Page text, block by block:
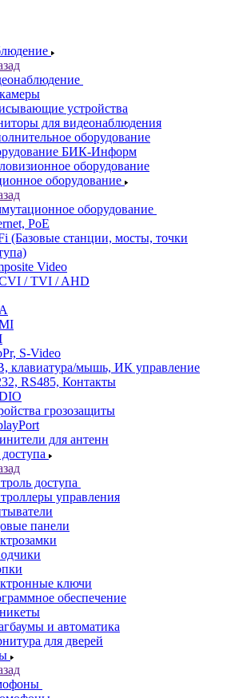
устройства
для видеонаблюдения
оборудование
БИК-Информ
оборудование
оборудование
оборудование
PoE
(Базовые станции, мосты, точки
Video
/ TVI / AHD
S-Video
клавиатура/мышь, ИК управление
RS485, Контакты
грозозащиты
для антенн
доступа
управления
панели
ключи
обеспечение
и автоматика
для дверей